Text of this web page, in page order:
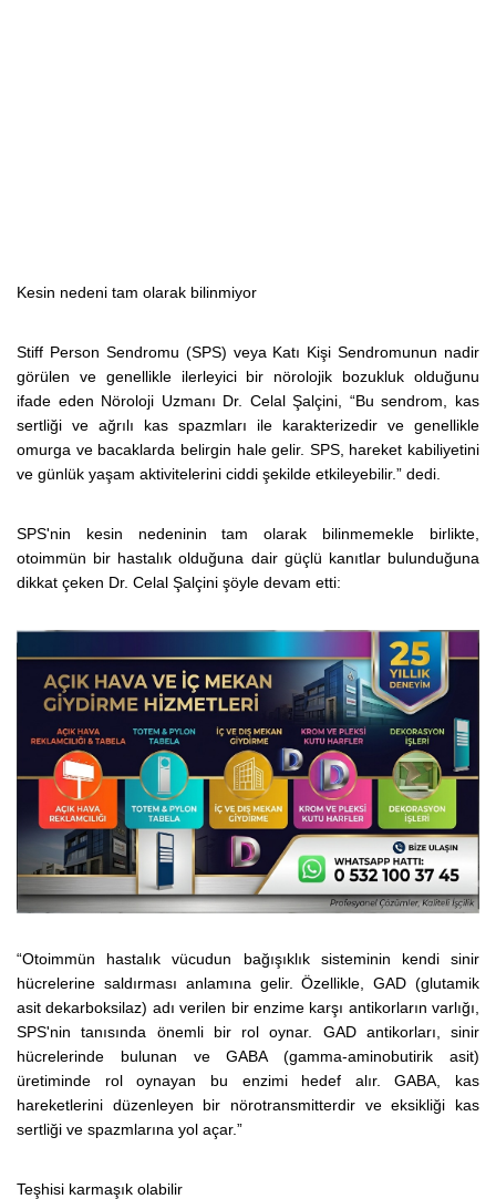
Kesin nedeni tam olarak bilinmiyor
Stiff Person Sendromu (SPS) veya Katı Kişi Sendromunun nadir
görülen ve genellikle ilerleyici bir nörolojik bozukluk olduğunu
ifade eden Nöroloji Uzmanı Dr. Celal Şalçini, “Bu sendrom, kas
sertliği ve ağrılı kas spazmları ile karakterizedir ve genellikle
omurga ve bacaklarda belirgin hale gelir. SPS, hareket kabiliyetini
ve günlük yaşam aktivitelerini ciddi şekilde etkileyebilir.” dedi.
SPS'nin kesin nedeninin tam olarak bilinmemekle birlikte,
otoimmün bir hastalık olduğuna dair güçlü kanıtlar bulunduğuna
dikkat çeken Dr. Celal Şalçini şöyle devam etti:
“Otoimmün hastalık vücudun bağışıklık sisteminin kendi sinir
hücrelerine saldırması anlamına gelir. Özellikle, GAD (glutamik
asit dekarboksilaz) adı verilen bir enzime karşı antikorların varlığı,
SPS'nin tanısında önemli bir rol oynar. GAD antikorları, sinir
hücrelerinde bulunan ve GABA (gamma-aminobutirik asit)
üretiminde rol oynayan bu enzimi hedef alır. GABA, kas
hareketlerini düzenleyen bir nörotransmitterdir ve eksikliği kas
sertliği ve spazmlarına yol açar.”
Teşhisi karmaşık olabilir